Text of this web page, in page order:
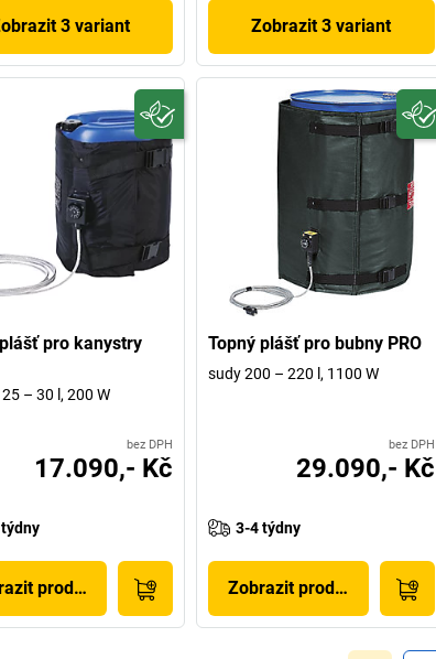
3 variant Zobrazit 3 variant
pro kanystry
– 30 l, 200 W
bez DPH
17.090,- Kč
produkt
Topný plášť pro bubny PRO
sudy 200 – 220 l, 1100 W
bez DPH
29.090,- Kč
3-4 týdny
Zobrazit produkt